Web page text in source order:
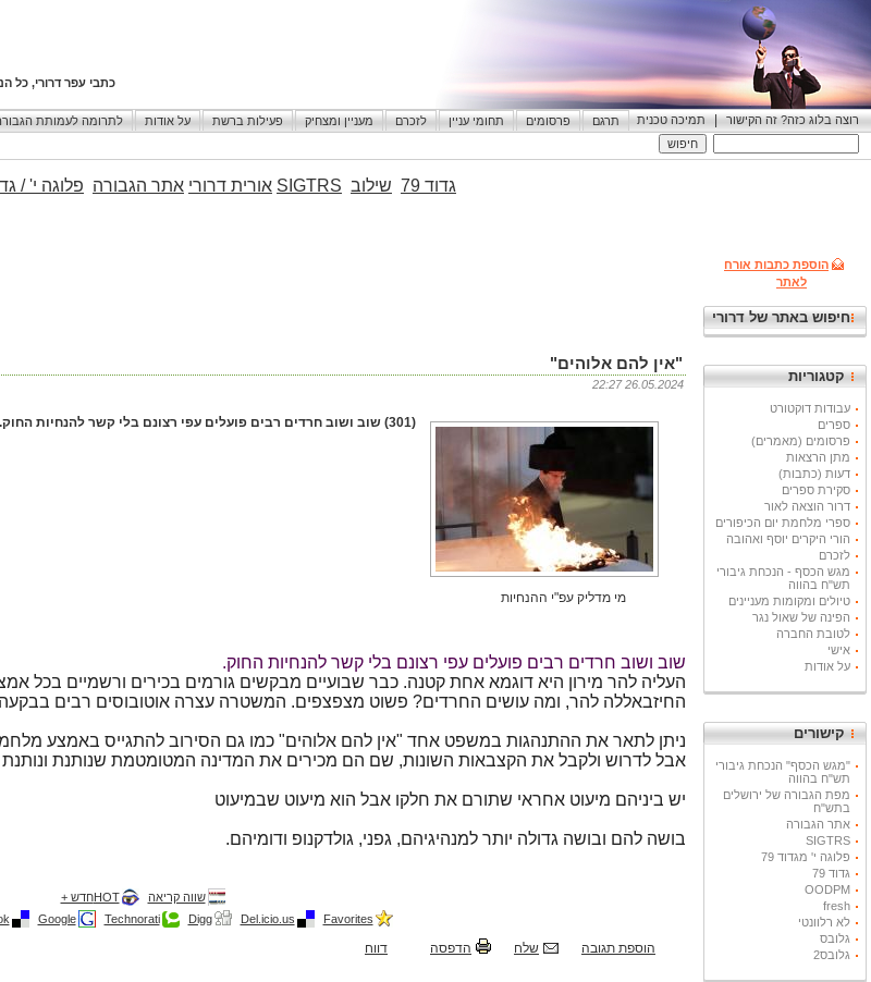
כתבי עפר דרורי, כל
רוצה בלוג כזה? זה הקישור | תמיכה טכנית תרגם פרסומים תחומי עניין לזכרם מעניין ומצחיק פעילות ברשת על אודות לתרומה לעמותת
הוספת כתבות אורח
לאתר
חיפוש באתר של דרורי
קטגוריות
עבודות דוקטורט
ספרים
פרסומים (מאמרים)
מתן הרצאות
דעות (כתבות)
סקירת ספרים
דרור הוצאה לאור
ספרי מלחמת יום הכיפורים
הורי היקרים יוסף ואהובה
לזכרם
מגש הכסף - הנכחת גיבורי
תש"ח בהווה
טיולים ומקומות מעניינים
הפינה של שאול נגר
לטובת החברה
אישי
על אודות
קישורים
"מגש הכסף" הנכחת גיבורי
תש"ח בהווה
מפת הגבורה של ירושלים
בתש"ח
אתר הגבורה
SIGTRS
פלוגה י' מגדוד 79
גדוד 79
OODPM
fresh
לא רלוונטי
גלובס
גלובס2
גדוד 79 שילוב SIGTRS אורית דרורי אתר הגבורה פלוגה י' / גד'
"אין להם אלוהים"
26.05.2024 22:27
מי מדליק עפ"י ההנחיות
(301) שוב ושוב חרדים רבים פועלים עפי רצונם בלי קשר להנחיות החוק.
שוב ושוב חרדים רבים פועלים עפי רצונם בלי קשר להנחיות החוק.
העליה להר מירון היא דוגמא אחת קטנה. כבר שבועיים מבקשים גורמים בכירים ורשמיים בכל
החיזבאללה להר, ומה עושים החרדים? פשוט מצפצפים. המשטרה עצרה אוטובוסים רבים
ניתן לתאר את ההתנהגות במשפט אחד "אין להם אלוהים" כמו גם הסירוב להתגייס באמצע
אבל לדרוש ולקבל את הקצבאות השונות, שם הם מכירים את המדינה המטומטמת שנותנת
יש ביניהם מיעוט אחראי שתורם את חלקו אבל הוא מיעוט שבמיעוט
בושה להם ובושה גדולה יותר למנהיגיהם, גפני, גולדקנופ ודומיהם.
שווה קריאה
HOTחדש +
Favorites
Del.icio.us
Digg
Technorati
Google
הוספת תגובה שלח הדפסה דווח